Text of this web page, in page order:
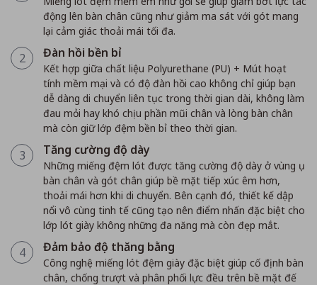
động lên bàn chân cũng như giảm ma sát với gót mang
lại cảm giác thoải mái tối đa.
2 Đàn hồi bền bỉ
Kết hợp giữa chất liệu Polyurethane (PU) + Mút hoạt
tính mềm mại và có độ đàn hồi cao không chỉ giúp bạn
dễ dàng di chuyển liên tục trong thời gian dài, không làm
đau mỏi hay khó chịu phần mũi chân và lòng bàn chân
mà còn giữ lớp đệm bền bỉ theo thời gian.
3 Tăng cường độ dày
Những miếng đệm lót được tăng cường độ dày ở vùng ụ
bàn chân và gót chân giúp bề mặt tiếp xúc êm hơn,
thoải mái hơn khi di chuyển. Bên cạnh đó, thiết kế dập
nổi vô cùng tinh tế cũng tạo nên điểm nhấn đặc biệt cho
lớp lót giày không những đa năng mà còn đẹp mắt.
4 Đảm bảo độ thăng bằng
Công nghệ miếng lót đệm giày đặc biệt giúp cố định bàn
chân, chống trượt và phân phối lực đều trên bề mặt đế